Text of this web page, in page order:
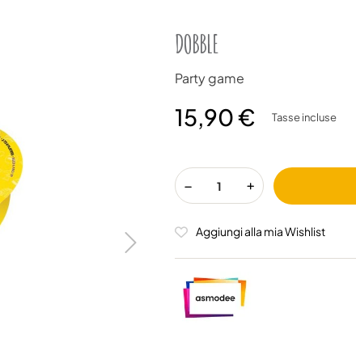
DOBBLE
Party game
15,90 € Tasse incluse
Aggiungi alla mia Wishlist